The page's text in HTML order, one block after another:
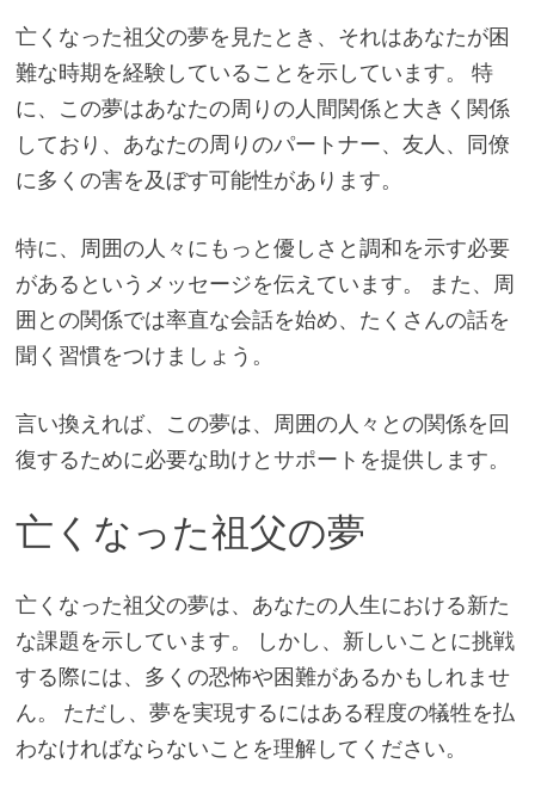
亡くなった祖父の夢を見たとき、それはあなたが困
難な時期を経験していることを示しています。 特
に、この夢はあなたの周りの人間関係と大きく関係
しており、あなたの周りのパートナー、友人、同僚
に多くの害を及ぼす可能性があります。
特に、周囲の人々にもっと優しさと調和を示す必要
があるというメッセージを伝えています。 また、周
囲との関係では率直な会話を始め、たくさんの話を
聞く習慣をつけましょう。
言い換えれば、この夢は、周囲の人々との関係を回
復するために必要な助けとサポートを提供します。
亡くなった祖父の夢
亡くなった祖父の夢は、あなたの人生における新た
な課題を示しています。 しかし、新しいことに挑戦
する際には、多くの恐怖や困難があるかもしれませ
ん。 ただし、夢を実現するにはある程度の犠牲を払
わなければならないことを理解してください。